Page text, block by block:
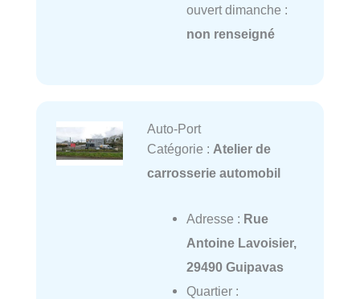
ouvert dimanche :
non renseigné
Auto-Port
Catégorie : Atelier de
carrosserie automobil
Adresse : Rue
Antoine Lavoisier,
29490 Guipavas
Quartier :